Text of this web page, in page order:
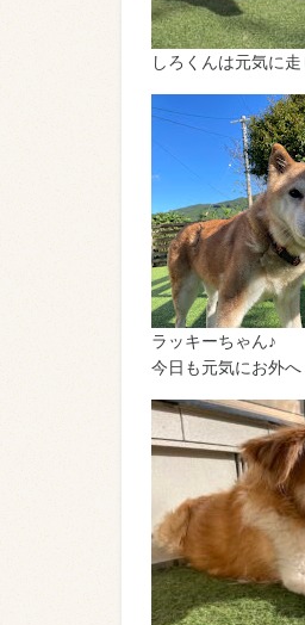
しろくんは元気に
ラッキーちゃん♪
今日も元気にお外へ